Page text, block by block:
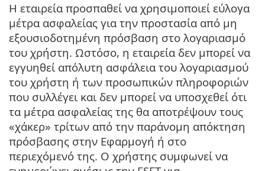
Η εταιρεία προσπαθεί να χρησιμοποιεί εύλογα
μέτρα ασφαλείας για την προστασία από μη
εξουσιοδοτημένη πρόσβαση στο λογαριασμό
του χρήστη. Ωστόσο, η εταιρεία δεν μπορεί να
εγγυηθεί απόλυτη ασφάλεια του λογαριασμού
του χρήστη ή των προσωπικών πληροφοριών
που συλλέγει και δεν μπορεί να υποσχεθεί ότι
τα μέτρα ασφαλείας της θα αποτρέψουν τους
«χάκερ» τρίτων από την παράνομη απόκτηση
πρόσβασης στην Εφαρμογή ή στο
περιεχόμενό της. Ο χρήστης συμφωνεί να